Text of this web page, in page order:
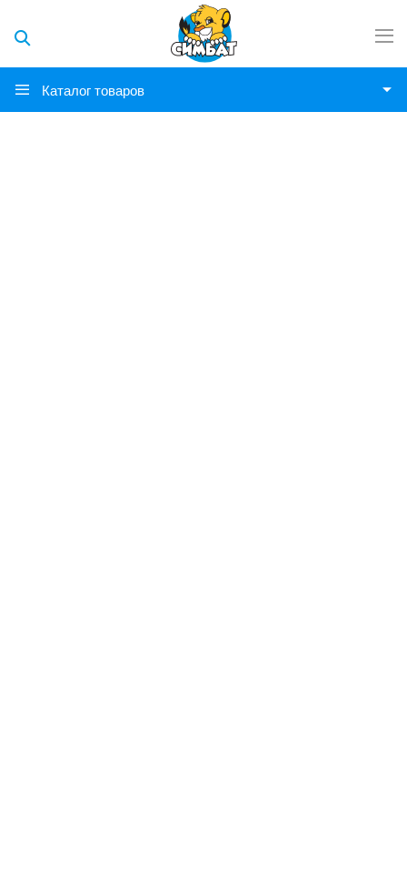
Каталог товаров